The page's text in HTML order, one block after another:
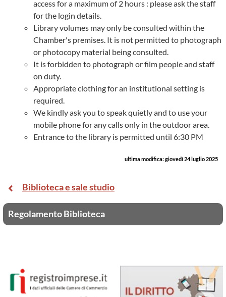
access for a maximum of 2 hours : please ask the staff
for the login details.
Library volumes may only be consulted within the
Chamber's premises. It is not permitted to photograph
or photocopy material being consulted.
It is forbidden to photograph or film people and staff
on duty.
Appropriate clothing for an institutional setting is
required.
We kindly ask you to speak quietly and to use your
mobile phone for any calls only in the outdoor area.
Entrance to the library is permitted until 6:30 PM
ultima modifica:giovedì 24 luglio 2025
Biblioteca e sale studio
Regolamento Biblioteca